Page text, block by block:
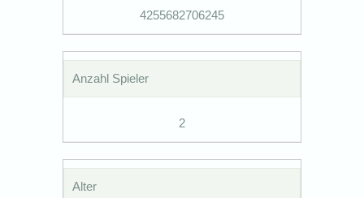
4255682706245
Anzahl Spieler
2
Alter